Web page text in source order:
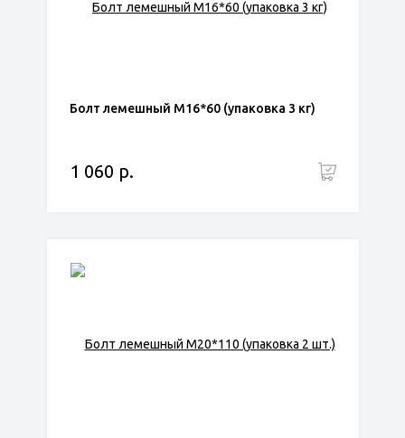
Болт лемешный М16*60 (упаковка 3 кг)
1 060 р.